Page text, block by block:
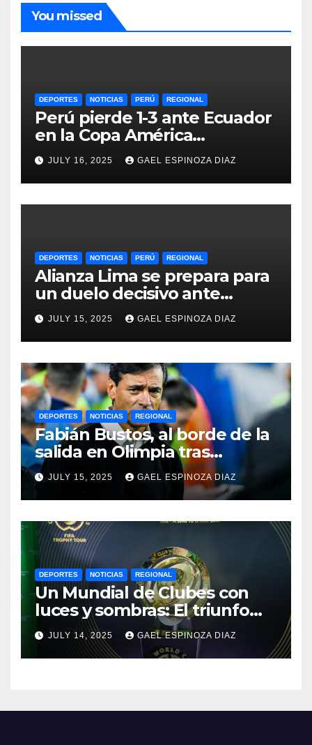
You missed
DEPORTES NOTICIAS PERÚ REGIONAL
Perú pierde 1-3 ante Ecuador
en la Copa América
Femenina y lidera el Grupo A
JULY 16, 2025 GAEL ESPINOZA DIAZ
DEPORTES NOTICIAS PERÚ REGIONAL
Alianza Lima se prepara para
un duelo decisivo ante
Gremio por la Sudamericana
2025
JULY 15, 2025 GAEL ESPINOZA DIAZ
DEPORTES NOTICIAS REGIONAL
Fabián Bustos, al borde de la
salida en Olimpia tras
dolorosa derrota en
Paraguay
JULY 15, 2025 GAEL ESPINOZA DIAZ
DEPORTES NOTICIAS REGIONAL
Un Mundial de Clubes con
luces y sombras: El triunfo
del Chelsea y las lecciones
del torneo
JULY 14, 2025 GAEL ESPINOZA DIAZ